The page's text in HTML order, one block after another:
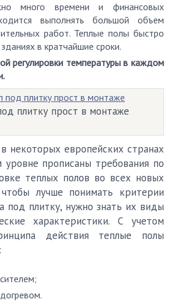
много времени и финансовых
выполнять большой объем
работ. Теплые полы быстро
в кратчайшие сроки.
регулировки температуры в каждом
плитку прост в монтаже
некоторых европейских странах
уровне прописаны требования по
теплых полов во всех новых
лучше понимать критерии
под плитку, нужно знать их виды
характеристики. С учетом
действия теплые полы